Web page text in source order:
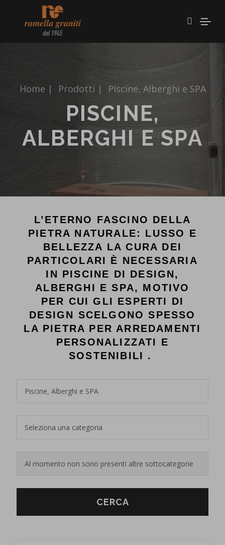
Home | Prodotti | Piscine, Alberghi e SPA
PISCINE,
ALBERGHI E SPA
L’ETERNO FASCINO DELLA
PIETRA NATURALE: LUSSO E
BELLEZZA LA CURA DEI
PARTICOLARI È NECESSARIA
IN PISCINE DI DESIGN,
ALBERGHI E SPA, MOTIVO
PER CUI GLI ESPERTI DI
DESIGN SCELGONO SPESSO
LA PIETRA PER ARREDAMENTI
PERSONALIZZATI E
SOSTENIBILI .
CERCA